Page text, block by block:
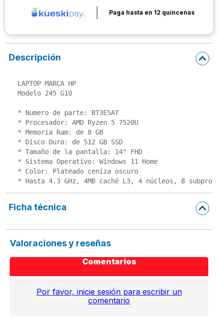
Paga hasta en 12 quincenas
Descripción
LAPTOP MARCA HP
Modelo 245 G10
* Numero de parte: BT3E5AT
* Procesador: AMD Ryzen 5 7520U
* Memoria Ram: de 8 GB
* Disco Duro: de 512 GB SSD
* Tamaño de la pantalla: 14" FHD
* Sistema Operativo: Windows 11 Home
* Color: Plateado ceniza oscuro
* Hasta 4.3 GHz, 4MB caché L3, 4 núcleos, 8
Ficha técnica
Valoraciones y reseñas
Comentarios
Por favor, inicie sesión para escribir un
comentario